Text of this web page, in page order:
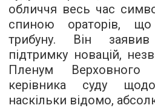
обличчя весь час
спиною ораторів,
трибуну. Він
підтримку новацій,
Пленум Верховного
керівника суду
наскільки відомо,